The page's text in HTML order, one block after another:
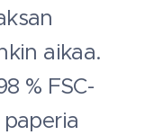
aikaa.
% FSC-